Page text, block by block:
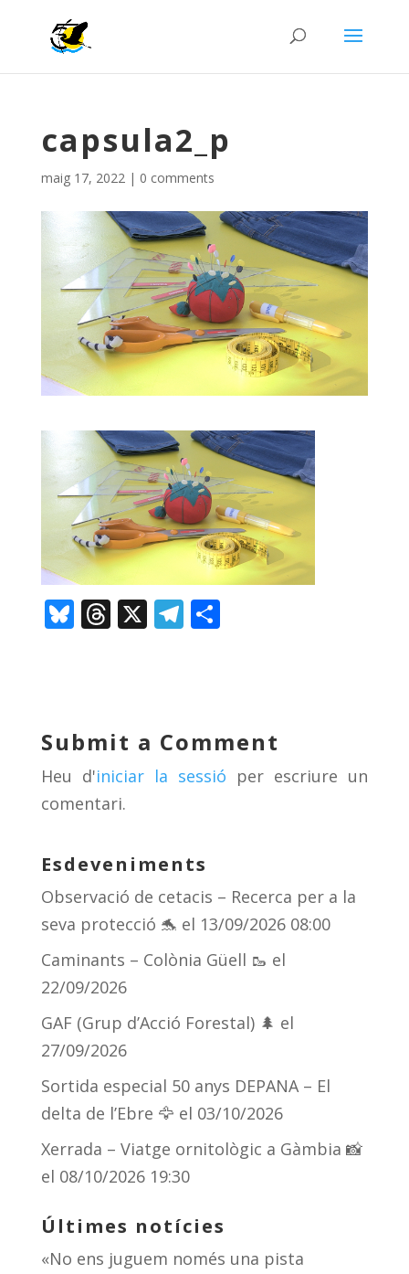
capsula2_p
maig 17, 2022| 0 comments
Bl
y
T
d
s
X T
a
m
C
ar
te
ix
Submit a Comment
Heu d'iniciar la sessió per escriure un
comentari.
Esdeveniments
Observació de cetacis – Recerca per a la
seva protecció 🐬 el 13/09/2026 08:00
Caminants – Colònia Güell 🥾 el
22/09/2026
GAF (Grup d’Acció Forestal) 🌲 el
27/09/2026
Sortida especial 50 anys DEPANA – El
delta de l’Ebre 🦅 el 03/10/2026
Xerrada – Viatge ornitològic a Gàmbia 📸
el 08/10/2026 19:30
Últimes notícies
«No ens juguem només una pista